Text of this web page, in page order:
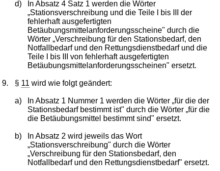
d)
In Absatz 4 Satz 1 werden die Wörter
„Stationsverschreibung und die Teile I bis III der
fehlerhaft ausgefertigten
Betäubungsmittelanforderungsscheine" durch die
Wörter „Verschreibung für den Stationsbedarf, den
Notfallbedarf und den Rettungsdienstbedarf und die
Teile I bis III von fehlerhaft ausgefertigten
Betäubungsmittelanforderungsscheinen" ersetzt.
9. § 11 wird wie folgt geändert:
a)
In Absatz 1 Nummer 1 werden die Wörter „für die der
Stationsbedarf bestimmt ist" durch die Wörter „für die
die Betäubungsmittel bestimmt sind" ersetzt.
b)
In Absatz 2 wird jeweils das Wort
„Stationsverschreibung" durch die Wörter
„Verschreibung für den Stationsbedarf, den
Notfallbedarf und den Rettungsdienstbedarf" ersetzt.